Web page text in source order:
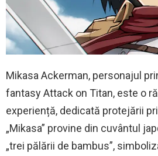
Mikasa Ackerman, personajul
fantasy Attack on Titan, este o
experiență, dedicată protejării
„Mikasa” provine din cuvântul
„trei pălării de bambus”,